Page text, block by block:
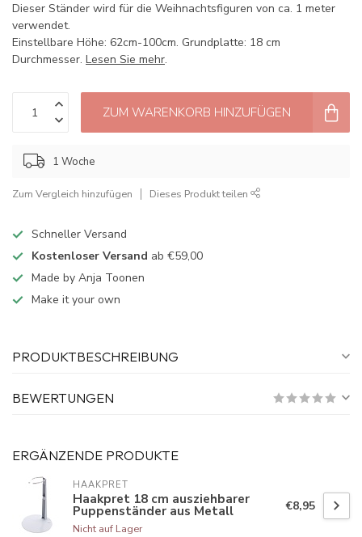
Dieser Ständer wird für die Weihnachtsfiguren von ca. 1 meter
verwendet.
Einstellbare Höhe: 62cm-100cm. Grundplatte: 18 cm
Durchmesser. Lesen Sie mehr.
ZUM WARENKORB HINZUFÜGEN
1 Woche
Zum Vergleich hinzufügen Dieses Produkt teilen
Schneller Versand
Kostenloser Versand ab €59,00
Made by Anja Toonen
Make it your own
PRODUKTBESCHREIBUNG
BEWERTUNGEN
ERGÄNZENDE PRODUKTE
HAAKPRET
Haakpret 18 cm ausziehbarer
Puppenständer aus Metall
Nicht auf Lager
€8,95